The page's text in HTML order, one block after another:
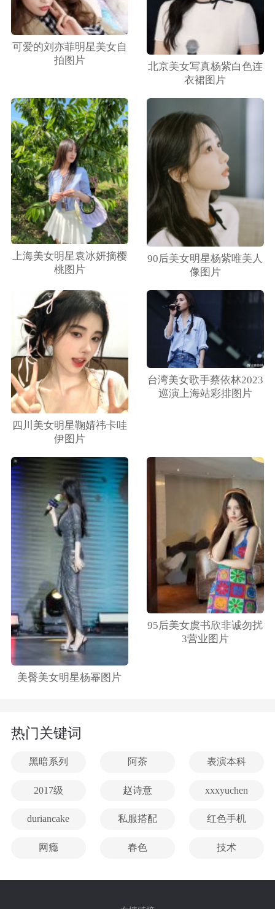
可爱的刘亦菲明星美女自
拍图片
北京美女写真杨紫白色连
衣裙图片
上海美女明星袁冰妍摘樱
桃图片
90后美女明星杨紫唯美人
像图片
四川美女明星鞠婧祎卡哇
伊图片
台湾美女歌手蔡依林2023
巡演上海站彩排图片
美臀美女明星杨幂图片
95后美女虞书欣非诚勿扰
3营业图片
热门关键词
黑暗系列 阿茶 表演本科
2017级 赵诗意 xxxyuchen
duriancake 私服搭配 红色手机
网瘾 春色 技术